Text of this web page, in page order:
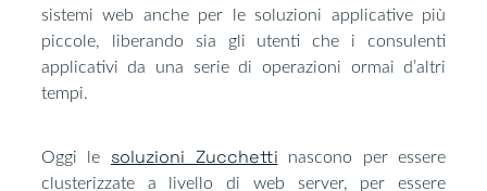
sistemi web anche per le soluzioni applicative più
piccole, liberando sia gli utenti che i consulenti
applicativi da una serie di operazioni ormai d’altri
tempi.
Oggi le soluzioni Zucchetti nascono per essere
clusterizzate a livello di web server, per essere